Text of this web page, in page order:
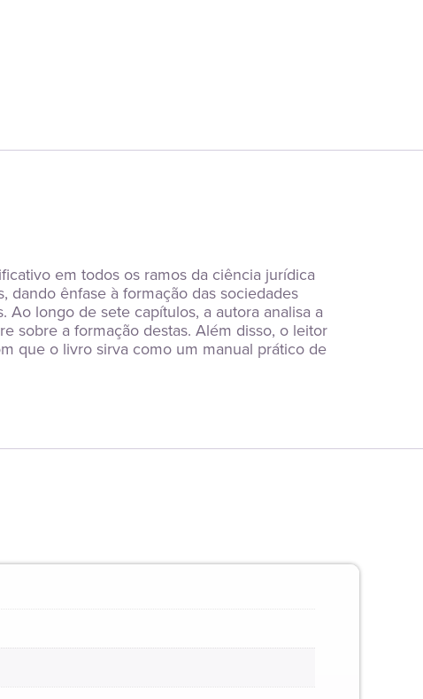
em todos os ramos da ciência jurídica
dando ênfase à formação das sociedades
longo de sete capítulos, a autora analisa a
sobre a formação destas. Além disso, o leitor
que o livro sirva como um manual prático de